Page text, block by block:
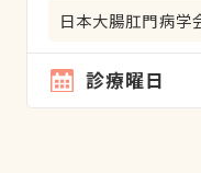
日本大腸肛門病学
診療曜日